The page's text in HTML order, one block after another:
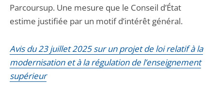
Parcoursup. Une mesure que le Conseil d’État
estime justifiée par un motif d’intérêt général.
Avis du 23 juillet 2025 sur un projet de loi relatif à la
modernisation et à la régulation de l’enseignement
supérieur